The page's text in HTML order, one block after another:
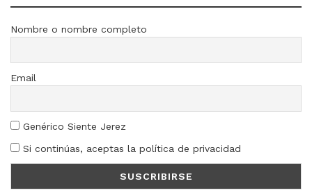
Nombre o nombre completo
Email
Genérico Siente Jerez
Si continúas, aceptas la política de privacidad